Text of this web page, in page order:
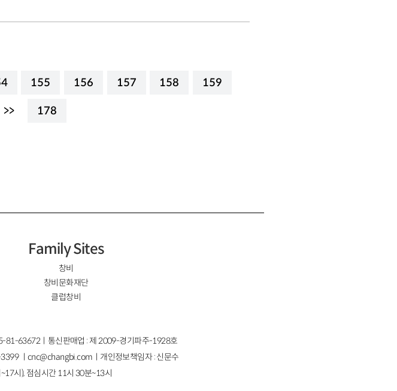
155 156 157 158 159
>> 178
Family Sites
창비
창비문화재단
클럽창비
81-63672ㅣ통신판매업 : 제 2009-경기파주-1928호
ㅣcnc@changbi.com ㅣ개인정보책임자 : 신문수
시), 점심시간 11시 30분~13시